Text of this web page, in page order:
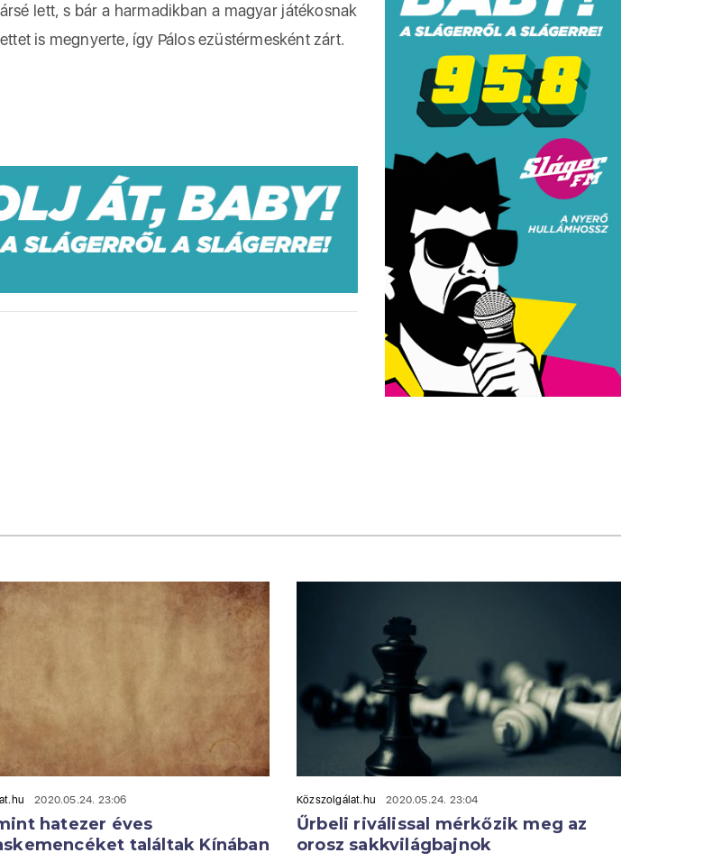
lett, s bár a harmadikban a magyar játékosnak
is megnyerte, így Pálos ezüstérmesként zárt.
2020.05.24. 23:06
hatezer éves
találtak Kínában
Közszolgálat.hu 2020.05.24. 23:04
Űrbeli riválissal mérkőzik meg az
orosz sakkvilágbajnok